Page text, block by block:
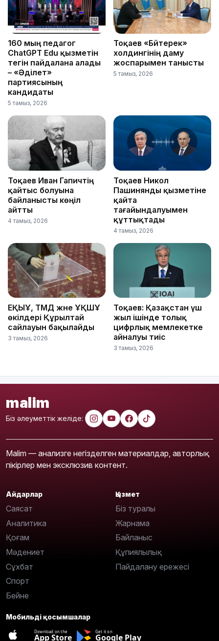
160 мың педагог
ChatGPT Edu қызметін
тегін пайдалана алады
– «Әділет»
партиясының
кандидаты
5 тамыз, 2026
Тоқаев «Бәйтерек»
холдингінің даму
жоспарымен танысты
5 тамыз, 2026
Тоқаев Иван Гапичтің
қайтыс болуына
байланысты көңіл
айтты
4 тамыз, 2026
Тоқаев Никол
Пашинянды қызметіне
қайта
тағайындалуымен
құттықтады
4 тамыз, 2026
ЕҚЫҰ, ТМД және ҰҚШҰ
өкілдері Құрылтай
сайлауын бақылайды
3 тамыз, 2026
Тоқаев: Қазақстан үш
жыл ішінде толық
цифрлық мемлекетке
айналуы тиіс
3 тамыз, 2026
malim
Біз әлеуметтік желіде:
Malim — анализге негізделген материалдар, авторлық
пікірлер мен эксклюзив контент.
Айдарлар
Саясат
Аналитика
Қоғам
Мәдениет
Сұхбат
Спорт
Бейне
Қызмет
Біз туралы
Жарнама
Байланыс
Құпиялылық
Пайдалану ережесі
Мобильді қосымшалар
Download on the
App Store
Get it on
Google Play